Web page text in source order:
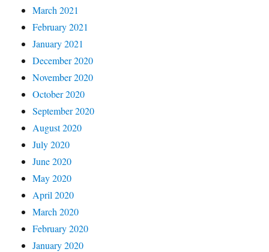
March 2021
February 2021
January 2021
December 2020
November 2020
October 2020
September 2020
August 2020
July 2020
June 2020
May 2020
April 2020
March 2020
February 2020
January 2020